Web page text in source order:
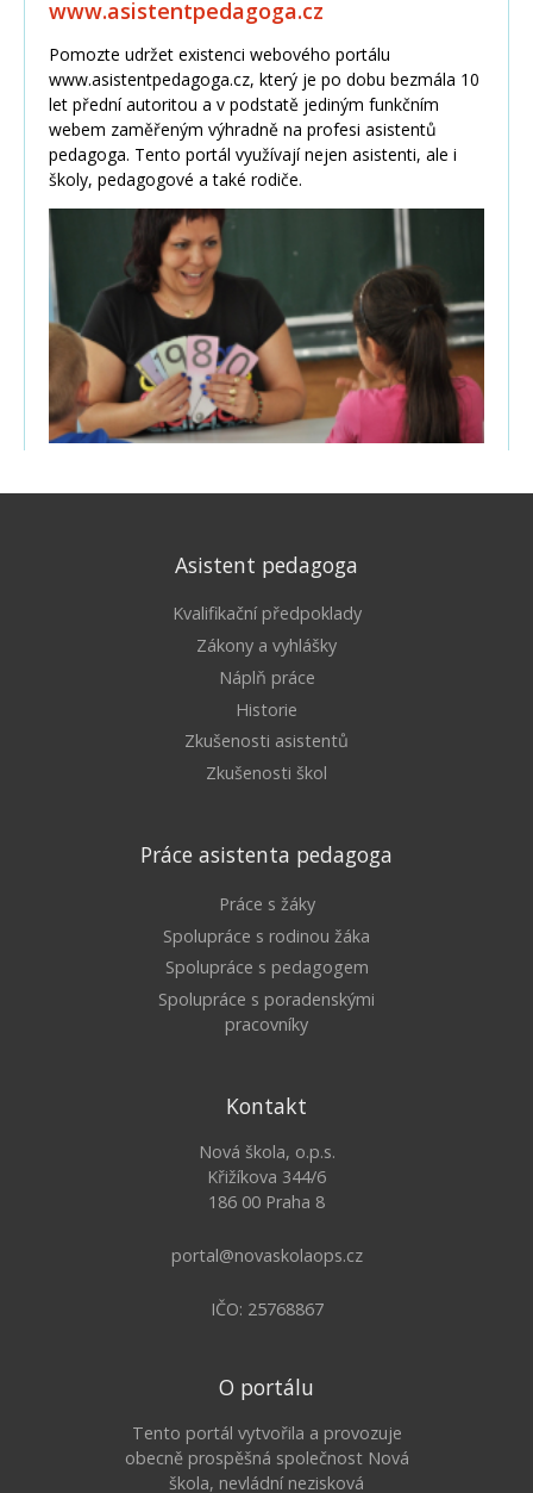
Asistent pedagoga
Kvalifikační předpoklady
Zákony a vyhlášky
Náplň práce
Historie
Zkušenosti asistentů
Zkušenosti škol
Práce asistenta pedagoga
Práce s žáky
Spolupráce s rodinou žáka
Spolupráce s pedagogem
Spolupráce s poradenskými
pracovníky
Kontakt
Nová škola, o.p.s.
Křižíkova 344/6
186 00 Praha 8
portal@novaskolaops.cz
IČO: 25768867
O portálu
Tento portál vytvořila a provozuje
obecně prospěšná společnost Nová
škola, nevládní nezisková